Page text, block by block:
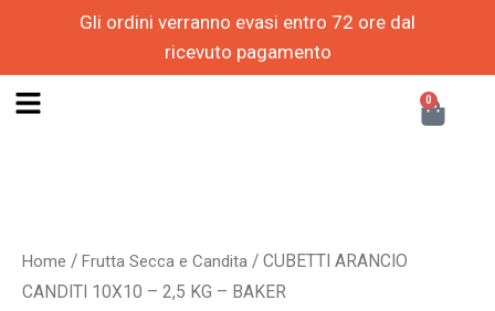
Gli ordini verranno evasi entro 72 ore dal
ricevuto pagamento
contenuto
0
Home / Frutta Secca e Candita / CUBETTI ARANCIO
CANDITI 10X10 – 2,5 KG – BAKER